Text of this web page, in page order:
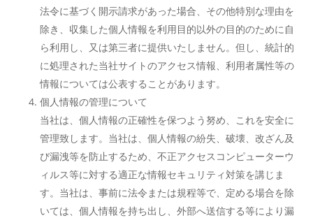
法令に基づく開示請求があった場合、その他特別な理由を
除き、収集した個人情報を利用目的以外の目的のために自
ら利用し、又は第三者に提供いたしません。但し、統計的
に処理された当社サイトのアクセス情報、利用者属性等の
情報については公表することがあります。
個人情報の管理について
当社は、個人情報の正確性を保つよう努め、これを安全に
管理致します。当社は、個人情報の紛失、破壊、改ざん及
び漏洩等を防止するため、不正アクセスコンピューターウ
ィルス等に対する適正な情報セキュリティ対策を講じま
す。当社は、事前に法令または規程等で、定める場合を除
いては、個人情報を持ち出し、外部へ送信する等により漏